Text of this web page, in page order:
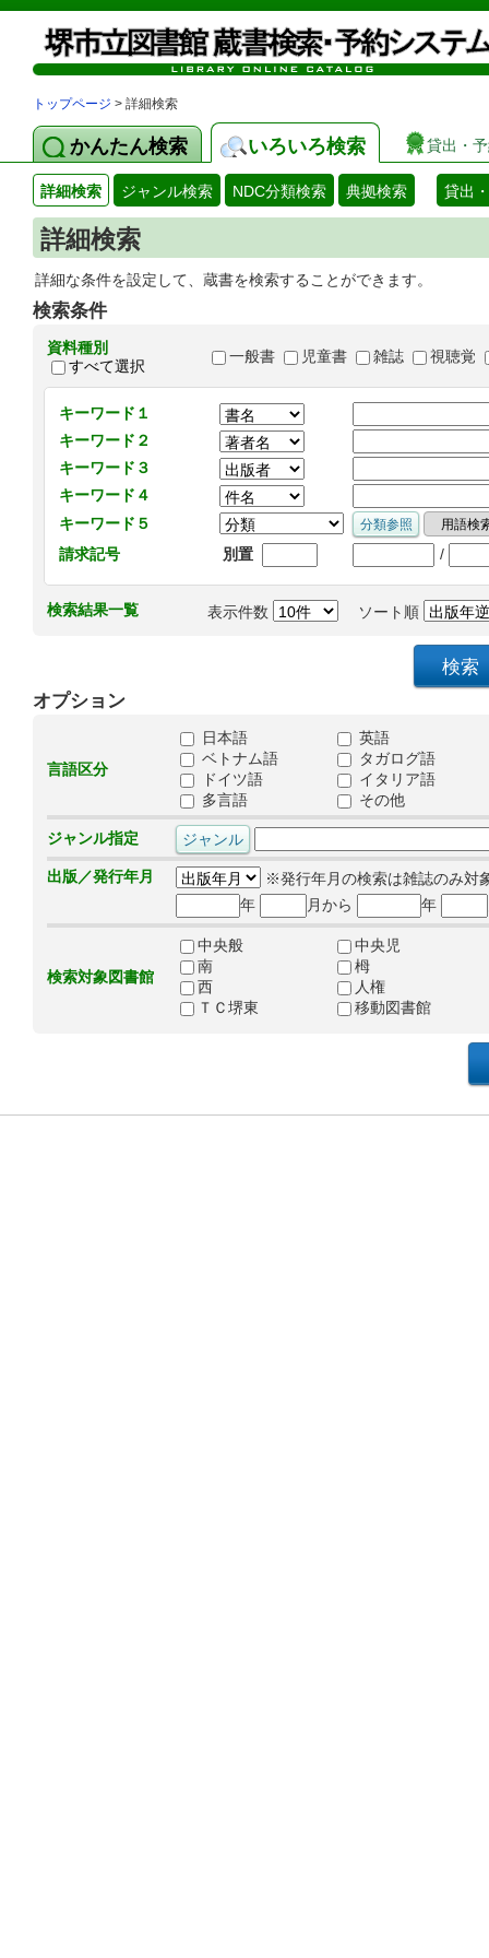
トップページ > 詳細検索
かんたん検索 いろいろ検索 貸出・
詳細検索 ジャンル検索 NDC分類検索 典拠検索 貸出
詳細検索
詳細な条件を設定して、蔵書を検索することができます。
検索条件
資料種別
すべて選択
一般書 児童書 雑誌 視聴覚
キーワード１
キーワード２
キーワード３
キーワード４
キーワード５
請求記号
別置 /
検索結果一覧 表示件数 ソート順
オプション
言語区分
日本語
英語
ベトナム語
タガログ語
ドイツ語
イタリア語
多言語
その他
ジャンル指定
出版／発行年月
※発行年月の検索は雑誌のみ対
年
月から 年
検索対象図書館
中央般
中央児
南
栂
西
人権
ＴＣ堺東
移動図書館